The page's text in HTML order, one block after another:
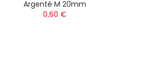
Argenté M 20mm
0,60 €